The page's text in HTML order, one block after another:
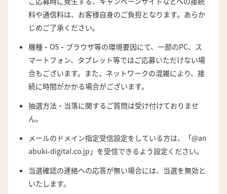
料や通信料は、お客様自身のご負担となります。あらか
じめご了承ください。
機種・OS・ブラウザ等の環境要因にて、一部のPC、ス
マートフォン、タブレット等ではご応募いただけない場
合もございます。また、ネットワークの混雑により、接
続に時間がかかる場合がございます。
抽選方法・当落に関するご質問は受け付けておりませ
ん。
メールのドメイン指定受信設定をしている方は、「@an
abuki-digital.co.jp」を受信できるよう設定ください。
当選確認の連絡への応答が無い場合には、当選を無効と
いたします。